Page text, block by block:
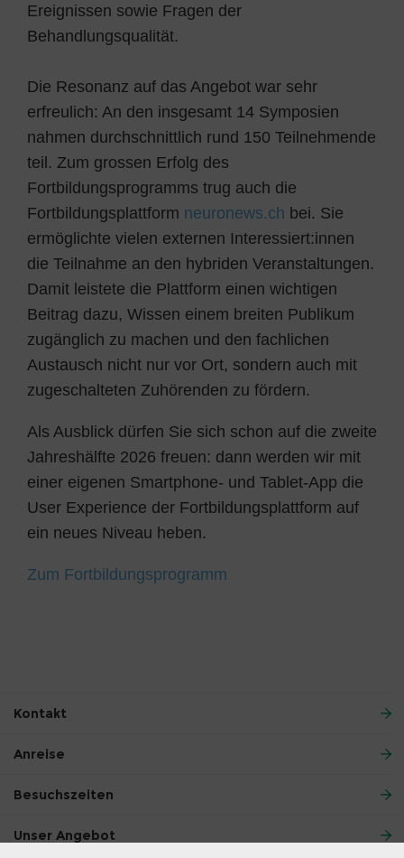
Ereignissen sowie Fragen der
Behandlungsqualität.
Die Resonanz auf das Angebot war sehr
erfreulich: An den insgesamt 14 Symposien
nahmen durchschnittlich rund 150 Teilnehmende
teil. Zum grossen Erfolg des
Fortbildungsprogramms trug auch die
Fortbildungsplattform neuronews.ch bei. Sie
ermöglichte vielen externen Interessiert:innen
die Teilnahme an den hybriden Veranstaltungen.
Damit leistete die Plattform einen wichtigen
Beitrag dazu, Wissen einem breiten Publikum
zugänglich zu machen und den fachlichen
Austausch nicht nur vor Ort, sondern auch mit
zugeschalteten Zuhörenden zu fördern.
Als Ausblick dürfen Sie sich schon auf die zweite
Jahreshälfte 2026 freuen: dann werden wir mit
einer eigenen Smartphone- und Tablet-App die
User Experience der Fortbildungsplattform auf
ein neues Niveau heben.
Zum Fortbildungsprogramm
Kontakt
Anreise
Besuchszeiten
Unser Angebot